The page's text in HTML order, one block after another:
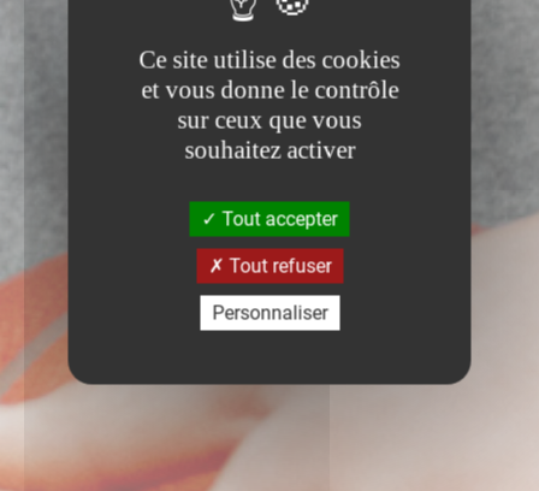
Ce site utilise des cookies
et vous donne le contrôle
sur ceux que vous
souhaitez activer
Tout accepter
Tout refuser
Personnaliser